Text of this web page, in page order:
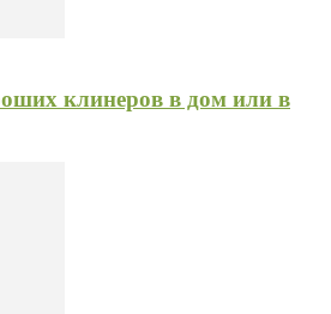
клинеров в дом или в